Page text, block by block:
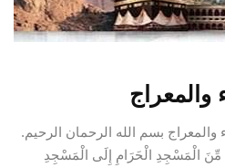
والمعراج
بسم الله الرحمان الرحيم.
مِّنَ الْمَسْجِدِ الْحَرَامِ إِلَى الْمَسْجِدِ